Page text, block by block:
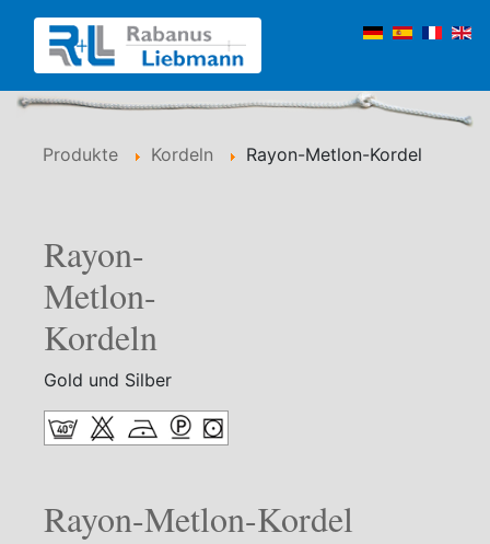
Produkte Kordeln Rayon-Metlon-Kordel
Rayon-Metlon-Kordel
Rayon-
Metlon-
Kordeln
Gold und Silber